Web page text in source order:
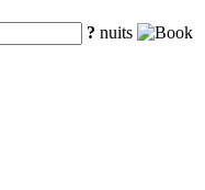
? nuits